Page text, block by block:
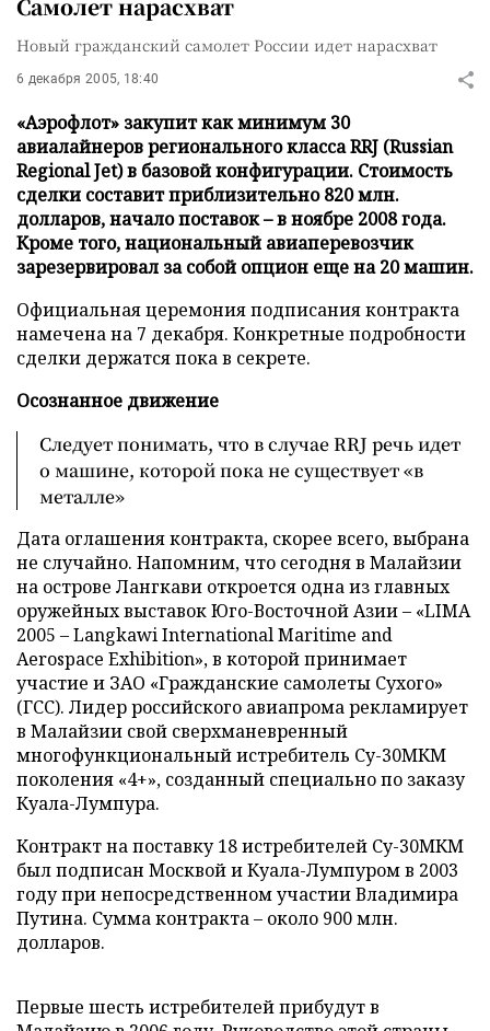
Самолет нарасхват
Новый гражданский самолет России идет нарасхват
6 декабря 2005, 18:40
«Аэрофлот» закупит как минимум 30
авиалайнеров регионального класса RRJ (Russian
Regional Jet) в базовой конфигурации. Стоимость
сделки составит приблизительно 820 млн.
долларов, начало поставок – в ноябре 2008 года.
Кроме того, национальный авиаперевозчик
зарезервировал за собой опцион еще на 20 машин.
Официальная церемония подписания контракта
намечена на 7 декабря. Конкретные подробности
сделки держатся пока в секрете.
Осознанное движение
Следует понимать, что в случае RRJ речь идет
о машине, которой пока не существует «в
металле»
Дата оглашения контракта, скорее всего, выбрана
не случайно. Напомним, что сегодня в Малайзии
на острове Лангкави откроется одна из главных
оружейных выставок Юго-Восточной Азии – «LIMA
2005 – Langkawi International Maritime and
Aerospace Exhibition», в которой принимает
участие и ЗАО «Гражданские самолеты Сухого»
(ГСС). Лидер российского авиапрома рекламирует
в Малайзии свой сверхманевренный
многофункциональный истребитель Су-30МКМ
поколения «4+», созданный специально по заказу
Куала-Лумпура.
Контракт на поставку 18 истребителей Су-30МКМ
был подписан Москвой и Куала-Лумпуром в 2003
году при непосредственном участии Владимира
Путина. Сумма контракта – около 900 млн.
долларов.
Первые шесть истребителей прибудут в